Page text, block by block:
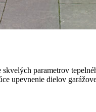
parametrov
upevnenie dielov